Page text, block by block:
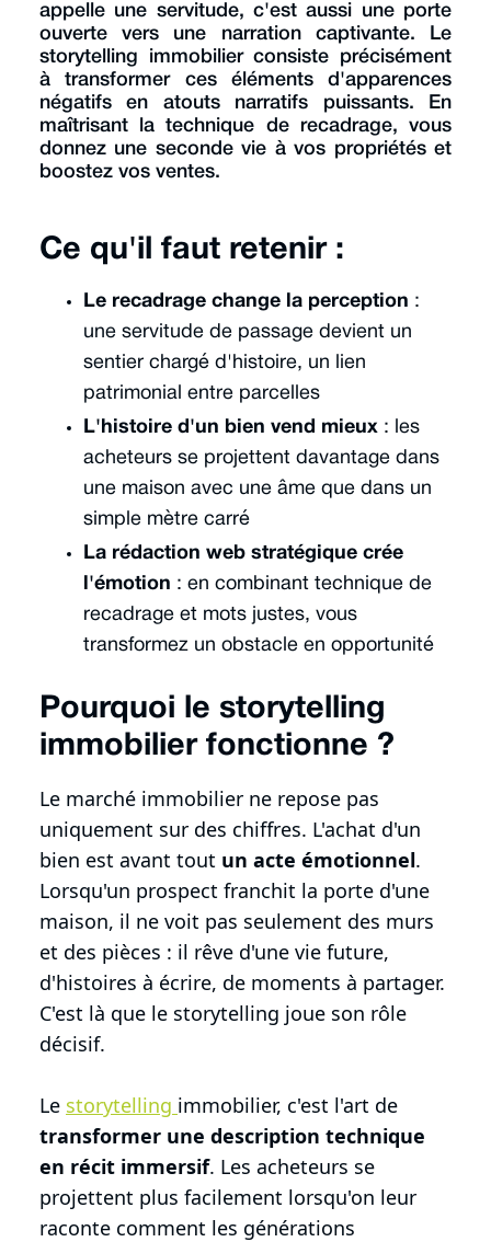
appelle une servitude, c'est aussi une porte
ouverte vers une narration captivante. Le
storytelling immobilier consiste précisément
à transformer ces éléments d'apparences
négatifs en atouts narratifs puissants. En
maîtrisant la technique de recadrage, vous
donnez une seconde vie à vos propriétés et
boostez vos ventes.
Ce qu'il faut retenir :
Le recadrage change la perception :
une servitude de passage devient un
sentier chargé d'histoire, un lien
patrimonial entre parcelles
L'histoire d'un bien vend mieux : les
acheteurs se projettent davantage dans
une maison avec une âme que dans un
simple mètre carré
La rédaction web stratégique crée
l'émotion : en combinant technique de
recadrage et mots justes, vous
transformez un obstacle en opportunité
Pourquoi le storytelling
immobilier fonctionne ?
Le marché immobilier ne repose pas
uniquement sur des chiffres. L'achat d'un
bien est avant tout un acte émotionnel.
Lorsqu'un prospect franchit la porte d'une
maison, il ne voit pas seulement des murs
et des pièces : il rêve d'une vie future,
d'histoires à écrire, de moments à partager.
C'est là que le storytelling joue son rôle
décisif.
Le storytelling immobilier, c'est l'art de
transformer une description technique
en récit immersif. Les acheteurs se
projettent plus facilement lorsqu'on leur
raconte comment les générations